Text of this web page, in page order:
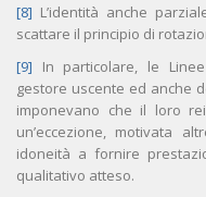
[8] L’identità anche
scattare il principio di
[9] In particolare, le
gestore uscente ed anche
imponevano che il loro
un’eccezione, motivata
idoneità a fornire
qualitativo atteso.